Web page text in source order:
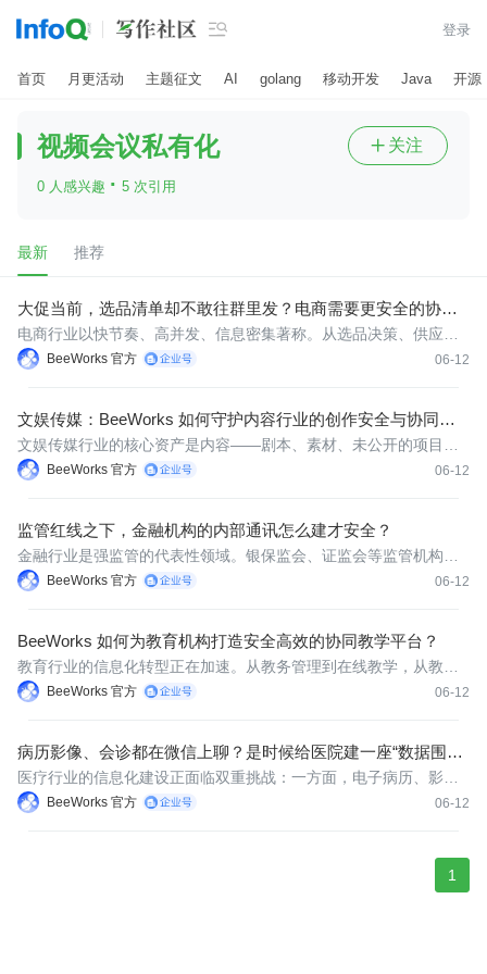
 登录
首页 月更活动 主题征文 AI golang 移动开发 Java 开源
视频会议私有化
0 人感兴趣 · 5 次引用
 关注
最新 推荐
大促当前，选品清单却不敢往群里发？电商需要更安全的协作
平台
BeeWorks 官方 06-12
电商行业以快节奏、高并发、信息密集著称。从选品决策、供应商
沟通、大促活动统筹到售后服务协调，电商企业的内部协作量远超
心痛点
文娱传媒：BeeWorks 如何守护内容行业的创作安全与协同效
率？
BeeWorks 官方 06-12
文娱传媒行业的核心资产是内容——剧本、素材、未公开的项目策
划、艺人行程安排、版权合同细节，每一项都关系着公司的商业利
角色多，
监管红线之下，金融机构的内部通讯怎么建才安全？
BeeWorks 官方 06-12
金融行业是强监管的代表性领域。银保监会、证监会等监管机构对
金融机构的信息安全管理、客户数据保护、业务操作留痕有着极为
核心痛
BeeWorks 如何为教育机构打造安全高效的协同教学平台？
BeeWorks 官方 06-12
教育行业的信息化转型正在加速。从教务管理到在线教学，从教研
协作到家校沟通，学校和培训机构对内部协作工具的需求日益增
点 第一，
病历影像、会诊都在微信上聊？是时候给医院建一座“数据围
墙”了
BeeWorks 官方 06-12
医疗行业的信息化建设正面临双重挑战：一方面，电子病历、影像
数据、会诊记录等核心资料每天都在科室之间、院区之间、甚至跨
1